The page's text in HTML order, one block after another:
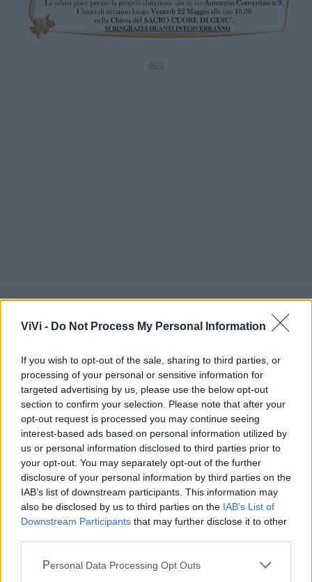
ViVi - Do Not Process My Personal Information
If you wish to opt-out of the sale, sharing to third parties, or
processing of your personal or sensitive information for
targeted advertising by us, please use the below opt-out
section to confirm your selection. Please note that after your
opt-out request is processed you may continue seeing
interest-based ads based on personal information utilized by
us or personal information disclosed to third parties prior to
your opt-out. You may separately opt-out of the further
disclosure of your personal information by third parties on the
IAB’s list of downstream participants. This information may
also be disclosed by us to third parties on the IAB’s List of
Downstream Participants that may further disclose it to other
Personal Data Processing Opt Outs
Cia Agricoltori Italiani | Puglia - Area Due
Mari
Due Mari